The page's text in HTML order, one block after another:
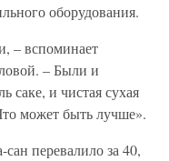
оборудования.
– вспоминает
– Были и
саке, и чистая сухая
может быть лучше».
перевалило за 40,